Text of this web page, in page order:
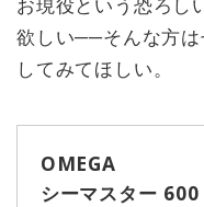
欲しい──そんな方
してみてほしい。
OMEGA
シーマスター